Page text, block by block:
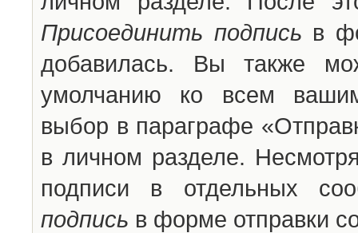
Присоединить подпись в
добавилась. Вы также
умолчанию ко всем
выбор в параграфе
в личном разделе.
подписи в отдельных
подпись в форме отправки